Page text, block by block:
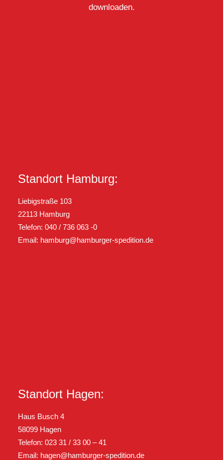
downloaden.
Standort Hamburg:
Liebigstraße 103
22113 Hamburg
Telefon: 040 / 736 063 -0
Email: hamburg@hamburger-spedition.de
Standort Hagen:
Haus Busch 4
58099 Hagen
Telefon: 023 31 / 33 00 – 41
Email: hagen@hamburger-spedition.de